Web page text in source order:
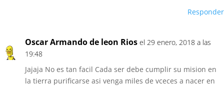
Responder
Oscar Armando de leon Rios el 29 enero, 2018 a las
19:48
Jajaja No es tan facil Cada ser debe cumplir su mision en
la tierra purificarse asi venga miles de vceces a nacer en